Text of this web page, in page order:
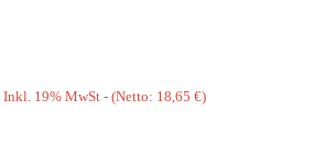
Inkl. 19% MwSt - (Netto: 18,65 €)